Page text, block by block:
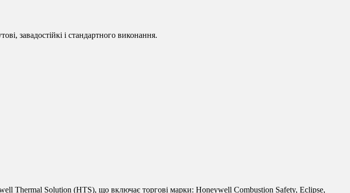
завадостійкі і стандартного виконання.
Thermal Solution (HTS), що включає торгові марки: Honeywell Combustion Safety, Eclipse,